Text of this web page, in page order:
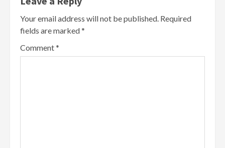
Your email address will not be published. Required
fields are marked*
Comment*